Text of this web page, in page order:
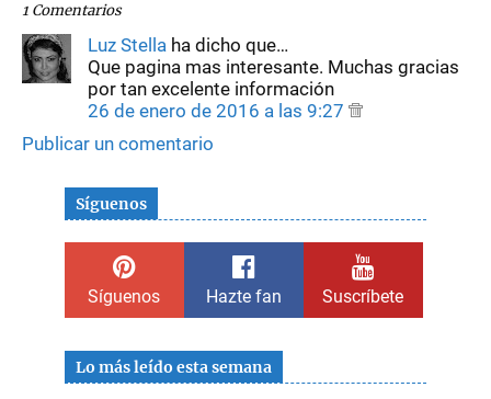
1 Comentarios
Luz Stella ha dicho que…
Que pagina mas interesante. Muchas gracias
por tan excelente información
26 de enero de 2016 a las 9:27
Publicar un comentario
Síguenos
Síguenos Hazte fan Suscríbete
Lo más leído esta semana